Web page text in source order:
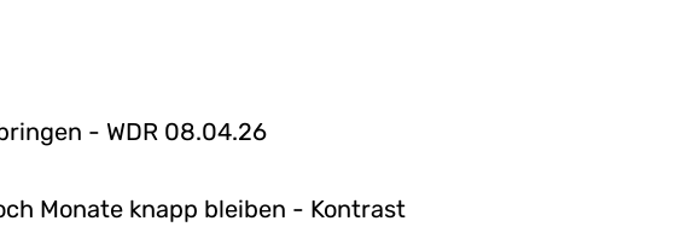
- WDR 08.04.26
Monate knapp bleiben - Kontrast